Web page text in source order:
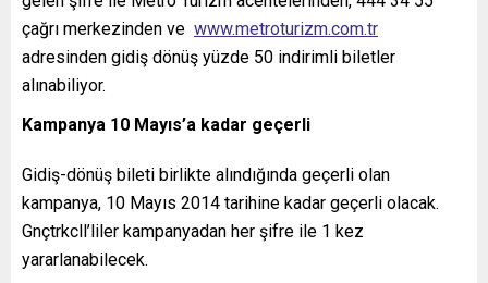
çağrı merkezinden ve www.metroturizm.com.tr
adresinden gidiş dönüş yüzde 50 indirimli biletler
alınabiliyor.
Kampanya 10 Mayıs’a kadar geçerli
Gidiş-dönüş bileti birlikte alındığında geçerli olan
kampanya, 10 Mayıs 2014 tarihine kadar geçerli olacak.
Gnçtrkcll’liler kampanyadan her şifre ile 1 kez
yararlanabilecek.